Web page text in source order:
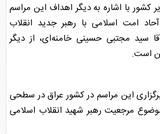
کشور با اشاره به دیگر اهداف این مراسم
امت اسلامی با رهبر جدید انقلاب
سید مجتبی حسینی خامنه‌ای، از دیگر
است.
این مراسم در کشور عراق در سطحی
موضوع مرجعیت رهبر شهید انقلاب اسلامی